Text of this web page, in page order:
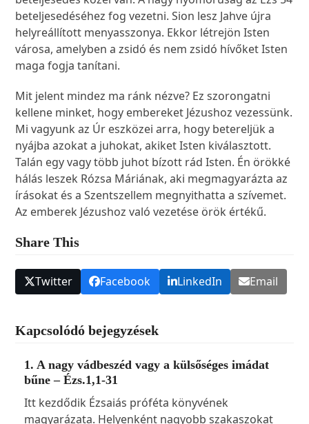
beteljesedéséhez fog vezetni. Sion lesz Jahve újra
helyreállított menyasszonya. Ekkor létrejön Isten
városa, amelyben a zsidó és nem zsidó hívőket Isten
maga fogja tanítani.
Mit jelent mindez ma ránk nézve? Ez szorongatni
kellene minket, hogy embereket Jézushoz vezessünk.
Mi vagyunk az Úr eszközei arra, hogy betereljük a
nyájba azokat a juhokat, akiket Isten kiválasztott.
Talán egy vagy több juhot bízott rád Isten. Én örökké
hálás leszek Rózsa Máriának, aki megmagyarázta az
írásokat és a Szentszellem megnyithatta a szívemet.
Az emberek Jézushoz való vezetése örök értékű.
Share This
Twitter Facebook LinkedIn Email
Kapcsolódó bejegyzések
1. A nagy vádbeszéd vagy a külsőséges imádat
bűne – Ézs.1,1-31
Itt kezdődik Ézsaiás próféta könyvének
magyarázata. Helyenként nagyobb szakaszokat